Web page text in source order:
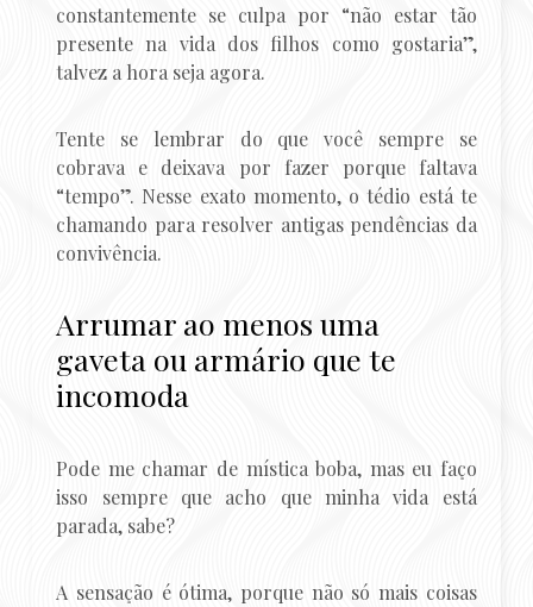
constantemente se culpa por “não estar tão
presente na vida dos filhos como gostaria”,
talvez a hora seja agora.
Tente se lembrar do que você sempre se
cobrava e deixava por fazer porque faltava
“tempo”. Nesse exato momento, o tédio está te
chamando para resolver antigas pendências da
convivência.
Arrumar ao menos uma
gaveta ou armário que te
incomoda
Pode me chamar de mística boba, mas eu faço
isso sempre que acho que minha vida está
parada, sabe?
A sensação é ótima, porque não só mais coisas